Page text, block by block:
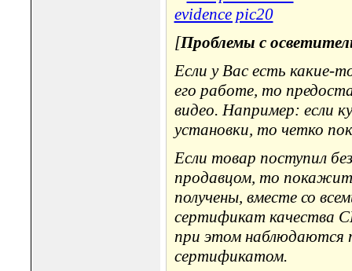
[Проблемы с
Если у Вас есть какие-
его работе, то
видео. Например: если
установки, то четко
Если товар поступил
продавцом, то
получены, вместе со
сертификат качества
при этом наблюдаются
сертификатом.